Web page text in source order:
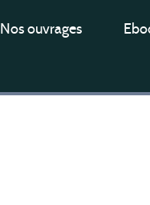
Nos ouvrages